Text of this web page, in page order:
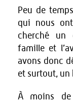
Peu de
qui nous
cherché un
famille et
avons donc
et surtout, un
À moins